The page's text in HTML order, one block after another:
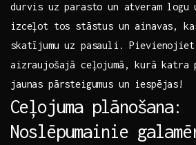
durvis uz parasto un atveram⁤ logu
izceļot tos stāstus‌ un ainavas,
skatījumu uz pasauli.
aizraujošajā ceļojumā,⁣ kurā⁢ katra
jaunas pārsteigumus un iespējas!
Ceļojuma plānošana:
Noslēpumainie